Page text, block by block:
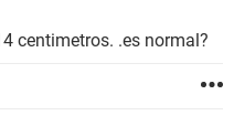
centimetros. .es normal?